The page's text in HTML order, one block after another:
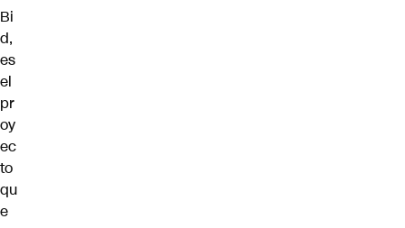
Bi
d,
es
el
pr
oy
ec
to
qu
e